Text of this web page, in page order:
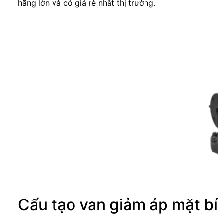
hãng lớn và có giá rẻ nhất thị trường.
Cấu tạo van giảm áp mặt